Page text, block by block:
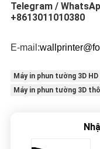
Telegram /
+8613011010380
E-mail:
Máy in phun tường 3D
Máy in phun tường 3D